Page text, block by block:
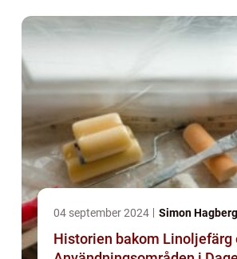
04 september 2024 Simon Hagberg
Historien bakom Linoljefärg